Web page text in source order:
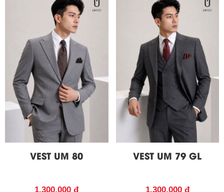
VEST UM 80
1.300.000 đ
VEST UM 79 GL
1.300.000 đ